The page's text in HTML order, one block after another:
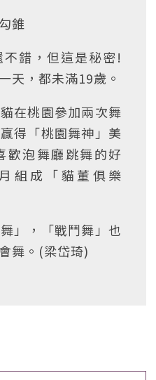
錐
錯，但這是秘密!
天，都未滿19歲。
在桃園參加兩次舞
得「桃園舞神」美
歡泡舞廳跳舞的好
組成「貓董俱樂
」，「戰鬥舞」也
舞。(梁岱琦)